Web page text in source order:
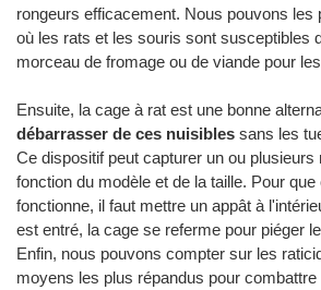
rongeurs efficacement. Nous pouvons les
où les rats et les souris sont susceptibles
morceau de fromage ou de viande pour
Ensuite, la cage à rat est une bonne
débarrasser de ces nuisibles sans les
Ce dispositif peut capturer un ou plusieurs
fonction du modèle et de la taille. Pour
fonctionne, il faut mettre un appât à
est entré, la cage se referme pour piéger
Enfin, nous pouvons compter sur les
moyens les plus répandus pour